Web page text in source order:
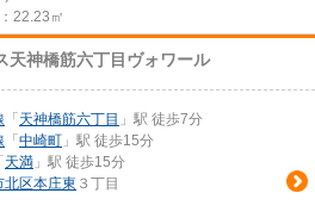
22.23㎡
天神橋筋六丁目ヴォワール
「 天神橋筋六丁目 」駅 徒歩7分
「 中崎町 」駅 徒歩15分
天満 」駅 徒歩15分
北区本庄東 ３丁目